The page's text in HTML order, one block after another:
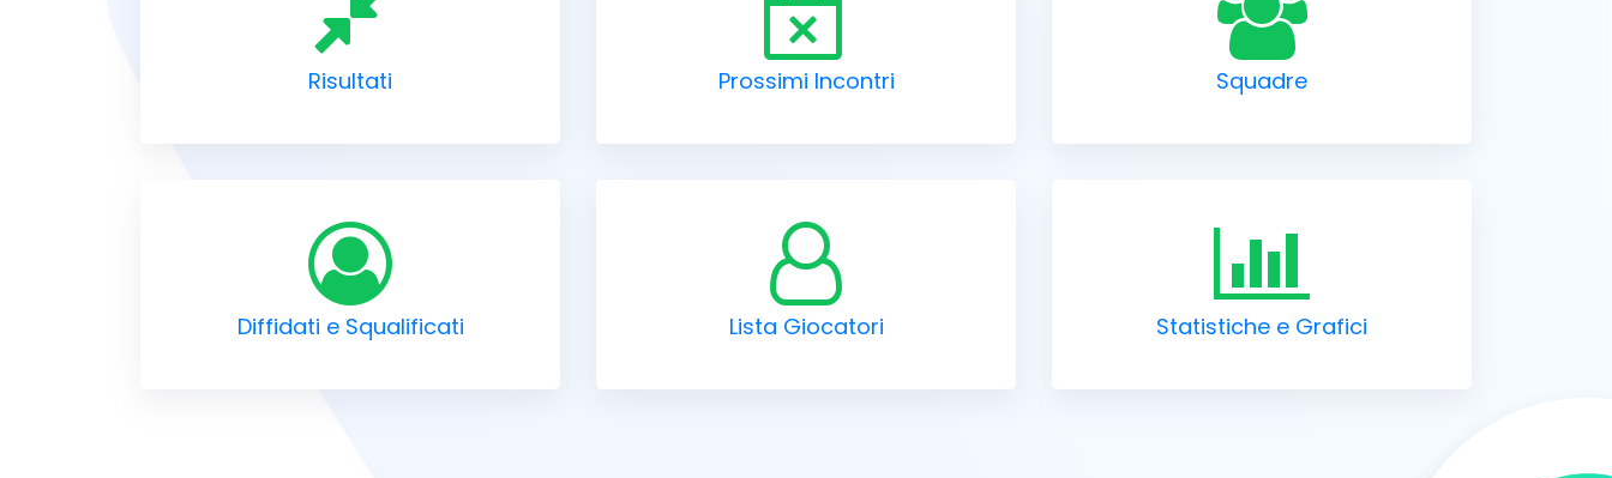
Risultati Prossimi Incontri Squadre
Diffidati e Squalificati Lista Giocatori Statistiche e Grafici